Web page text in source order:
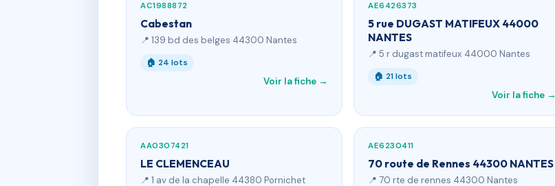
AC1988872
Cabestan
📍 139 bd des belges 44300 Nantes
🏠 24 lots
Voir la fiche →
AE6426373
5 rue DUGAST MATIFEUX 44000
NANTES
📍 5 r dugast matifeux 44000 Nantes
🏠 21 lots
Voir la fiche →
AA0307421
LE CLEMENCEAU
📍 1 av de la chapelle 44380 Pornichet
AE6230411
70 route de Rennes 44300 NANTES
📍 70 rte de rennes 44300 Nantes